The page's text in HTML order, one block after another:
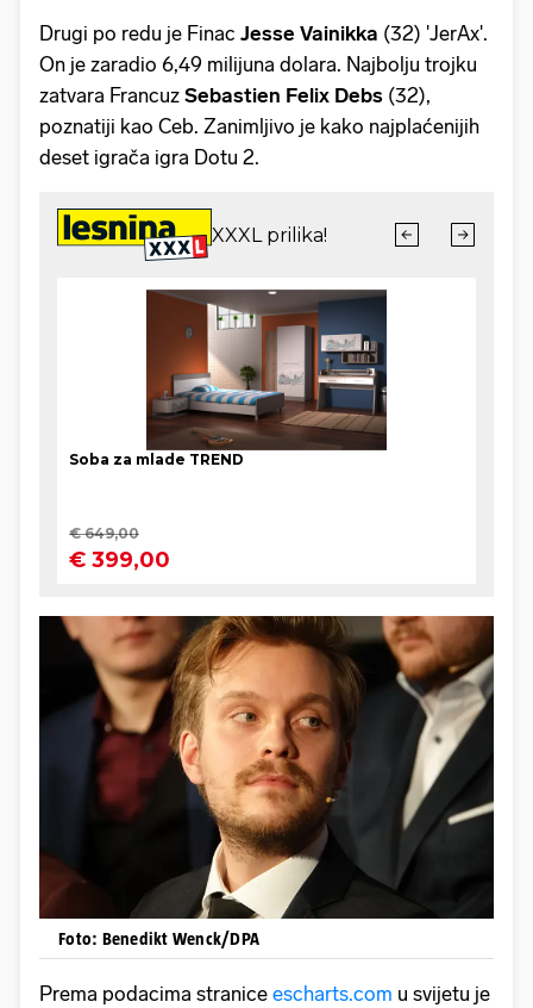
Drugi po redu je Finac Jesse Vainikka (32) 'JerAx'.
On je zaradio 6,49 milijuna dolara. Najbolju trojku
zatvara Francuz Sebastien Felix Debs (32),
poznatiji kao Ceb. Zanimljivo je kako najplaćenijih
deset igrača igra Dotu 2.
Foto: Benedikt Wenck/DPA
Prema podacima stranice escharts.com u svijetu je